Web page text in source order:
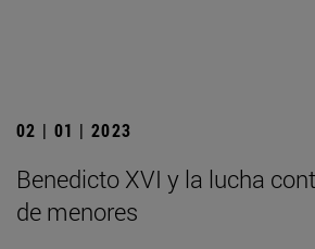
02 | 01 | 2023
Benedicto XVI y la lucha
de menores